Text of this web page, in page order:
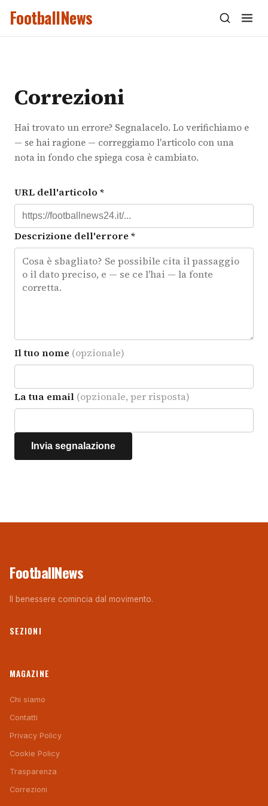
FootballNews
Correzioni
Hai trovato un errore? Segnalacelo. Lo verifichiamo e
— se hai ragione — correggiamo l'articolo con una
nota in fondo che spiega cosa è cambiato.
URL dell'articolo *
Descrizione dell'errore *
Il tuo nome (opzionale)
La tua email (opzionale, per risposta)
Invia segnalazione
FootballNews
Il benessere comincia dal movimento.
SEZIONI
MAGAZINE
Chi siamo
Contatti
Privacy Policy
Cookie Policy
Trasparenza
Correzioni